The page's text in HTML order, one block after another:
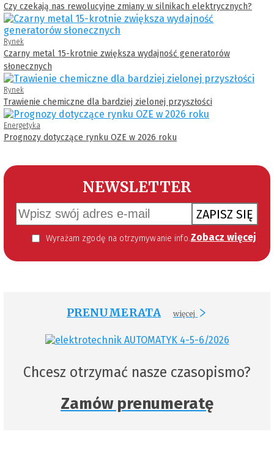
Czy czekają nas rewolucyjne zmiany w silnikach elektrycznych?
Rynek
Czarny metal 15-krotnie zwiększa wydajność generatorów
słonecznych
Rynek
Trawienie chemiczne dla bardziej zielonej przyszłości
Energetyka
Prognozy dotyczące rynku OZE w 2026 roku
NEWSLETTER
ZAPISZ SIĘ
Wyrażam zgodę na otrzymywanie informacji handlowej kierowanej do mnie za pomocą środków komunikacji elektronicznej w szczególności poczty elektronicznej zgodnie z przepisem art. 10 ust 2 ustawy z dnia 18 lipca 2002 roku o świadczeniu usług drogą elektroniczną (Dz. U. 144 z 2002 r. poz. 1204). Zgoda jest dobrowolna, jednak jej wyrażenie jest konieczne, aby otrzymywać newsletter. Zobacz więcej
PRENUMERATA więcej
Chcesz otrzymać nasze czasopismo?
Zamów prenumeratę